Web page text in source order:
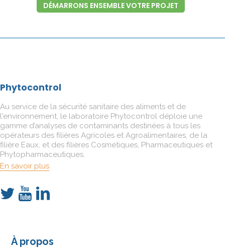
DÉMARRONS ENSEMBLE VOTRE PROJET
Phytocontrol
Au service de la sécurité sanitaire des aliments et de
l'environnement, le laboratoire Phytocontrol déploie une
gamme d’analyses de contaminants destinées à tous les
opérateurs des filières Agricoles et Agroalimentaires, de la
filière Eaux, et des filières Cosmétiques, Pharmaceutiques et
Phytopharmaceutiques.
En savoir plus
À propos